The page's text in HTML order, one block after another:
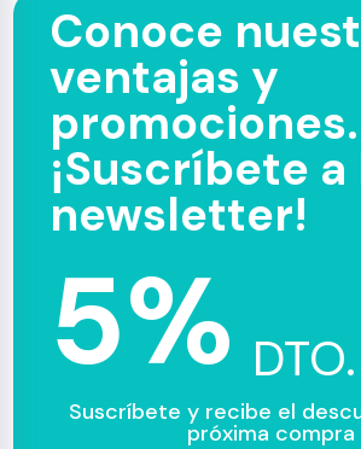
Conoce
ventajas y
promociones.
¡Suscríbete a
newsletter!
5% DTO.
Suscríbete y recibe el
próxima compra